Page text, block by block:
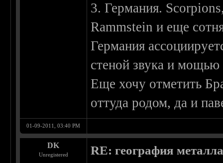
3. Германия.
Rammstein и еще
Германия
стеной звука и
Еще хочу отметить
оттуда родом, да и
01-09-2011, 03:40 PM
DK
Unregistered RE: география